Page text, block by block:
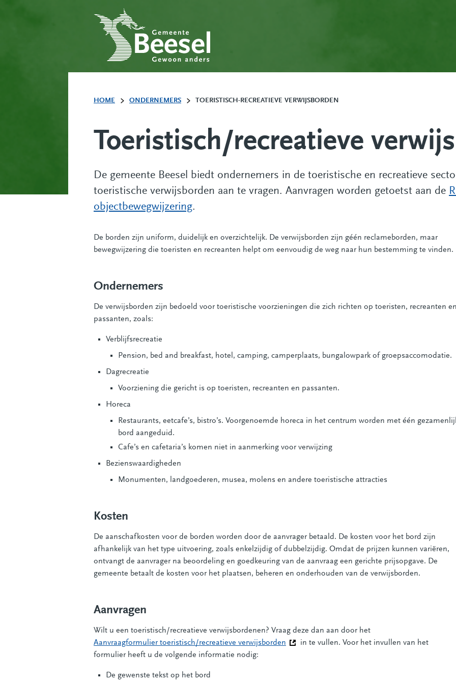
HOME ONDERNEMERS TOERISTISCH-RECREATIEVE VERWIJSBORDEN
Toeristisch/recreatieve
De gemeente Beesel biedt ondernemers in de toeristische en recreatieve
toeristische verwijsborden aan te vragen. Aanvragen worden getoetst aan de
objectbewegwijzering.
De borden zijn uniform, duidelijk en overzichtelijk. De verwijsborden zijn géén reclameborden, maar
bewegwijzering die toeristen en recreanten helpt om eenvoudig de weg naar hun bestemming te vinden.
Ondernemers
De verwijsborden zijn bedoeld voor toeristische voorzieningen die zich richten op toeristen, recreanten
passanten, zoals:
Verblijfsrecreatie
Pension, bed and breakfast, hotel, camping, camperplaats, bungalowpark of groepsaccomodatie.
Dagrecreatie
Voorziening die gericht is op toeristen, recreanten en passanten.
Horeca
Restaurants, eetcafe’s, bistro’s. Voorgenoemde horeca in het centrum worden met één
bord aangeduid.
Cafe’s en cafetaria’s komen niet in aanmerking voor verwijzing
Bezienswaardigheden
Monumenten, landgoederen, musea, molens en andere toeristische attracties
Kosten
De aanschafkosten voor de borden worden door de aanvrager betaald. De kosten voor het bord zijn
afhankelijk van het type uitvoering, zoals enkelzijdig of dubbelzijdig. Omdat de prijzen kunnen variëren,
ontvangt de aanvrager na beoordeling en goedkeuring van de aanvraag een gerichte prijsopgave. De
gemeente betaalt de kosten voor het plaatsen, beheren en onderhouden van de verwijsborden.
Aanvragen
Wilt u een toeristisch/recreatieve verwijsbordenen? Vraag deze dan aan door het
Aanvraagformulier toeristisch/recreatieve verwijsborden (Deze link gaat naar een andere website)
in te vullen. Voor het invullen van het
formulier heeft u de volgende informatie nodig:
De gewenste tekst op het bord